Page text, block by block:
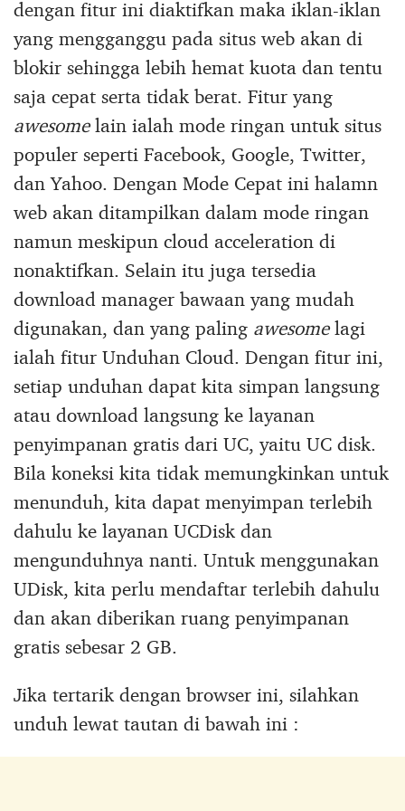
dengan fitur ini diaktifkan maka iklan-iklan
yang mengganggu pada situs web akan di
blokir sehingga lebih hemat kuota dan tentu
saja cepat serta tidak berat. Fitur yang
awesomelain ialah mode ringan untuk situs
populer seperti Facebook, Google, Twitter,
dan Yahoo. Dengan Mode Cepat ini halamn
web akan ditampilkan dalam mode ringan
namun meskipun cloud acceleration di
nonaktifkan. Selain itu juga tersedia
download manager bawaan yang mudah
digunakan, dan yang paling awesomelagi
ialah fitur Unduhan Cloud. Dengan fitur ini,
setiap unduhan dapat kita simpan langsung
atau download langsung ke layanan
penyimpanan gratis dari UC, yaitu UC disk.
Bila koneksi kita tidak memungkinkan untuk
menunduh, kita dapat menyimpan terlebih
dahulu ke layanan UCDisk dan
mengunduhnya nanti. Untuk menggunakan
UDisk, kita perlu mendaftar terlebih dahulu
dan akan diberikan ruang penyimpanan
gratis sebesar 2 GB.
Jika tertarik dengan browser ini, silahkan
unduh lewat tautan di bawah ini :